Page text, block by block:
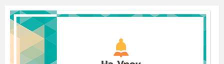
паперовий пакет або ж зв’язати шнурком.
Макулатурою не вважається
коробки від сигарет, tetra pak, продукти,
вже проходили переробку раніше, різна
забруднена та волога паперова сировина.